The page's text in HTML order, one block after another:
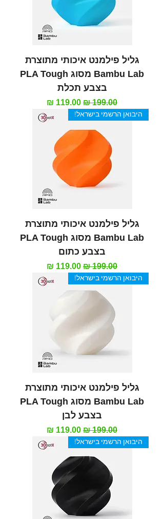
גליל פילמנט איכותי מתוצרת
Bambu Lab מסוג PLA Tough
בצבע תכלת
מחיר רגיל מחיר מבצע
היבואן הרשמי בישראל!
גליל פילמנט איכותי מתוצרת
Bambu Lab מסוג PLA Tough
בצבע כתום
מחיר רגיל מחיר מבצע
היבואן הרשמי בישראל!
גליל פילמנט איכותי מתוצרת
Bambu Lab מסוג PLA Tough
בצבע לבן
מחיר רגיל מחיר מבצע
היבואן הרשמי בישראל!